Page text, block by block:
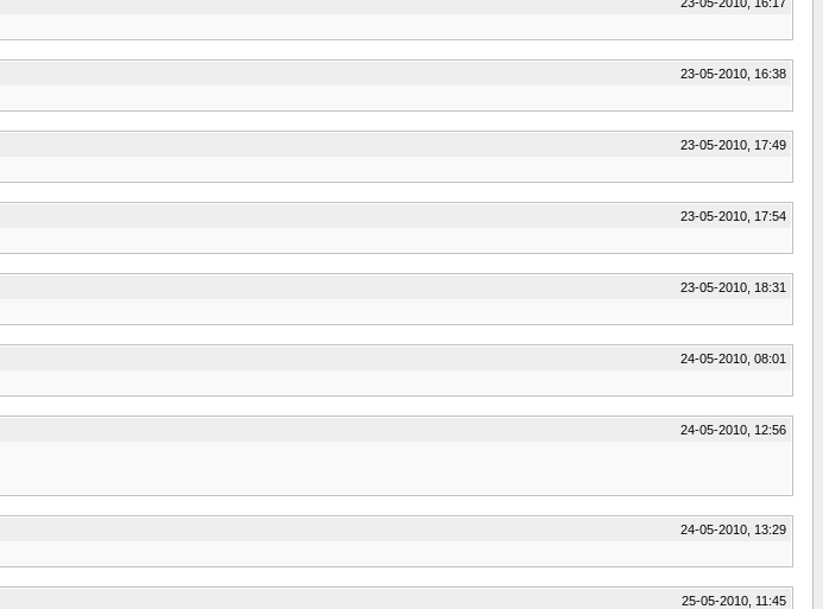
23-05-2010, 16:38
23-05-2010, 17:49
23-05-2010, 17:54
23-05-2010, 18:31
24-05-2010, 08:01
24-05-2010, 12:56
24-05-2010, 13:29
25-05-2010, 11:45